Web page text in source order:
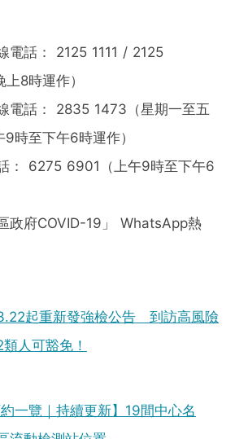
電話： 2125 1111 / 2125
8時運作）
電話： 2835 1473（星期一至五
時至下午6時運作）
： 6275 6901（上午9時至下午6
政府COVID-19」 WhatsApp熱
3.22起重新發強檢公告 到訪高風險
人可豁免！
一覽｜持續更新】19間中心名